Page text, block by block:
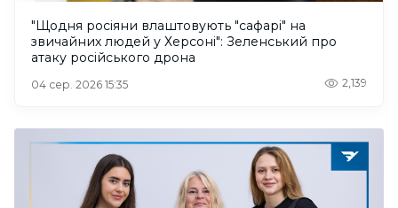
"Щодня росіяни влаштовують "сафарі" на
звичайних людей у Херсоні": Зеленський про
атаку російського дрона
04 сер. 2026 15:35 2,139